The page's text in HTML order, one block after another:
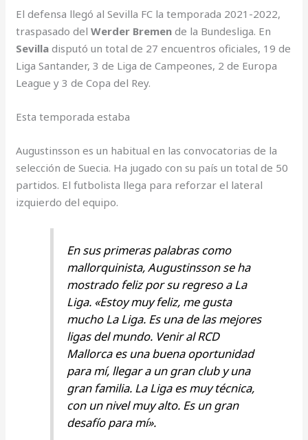
El defensa llegó al Sevilla FC la temporada 2021-2022,
traspasado del Werder Bremen de la Bundesliga. En
Sevilladisputó un total de 27 encuentros oficiales, 19 de
Liga Santander, 3 de Liga de Campeones, 2 de Europa
League y 3 de Copa del Rey.
Esta temporada estaba
Augustinsson es un habitual en las convocatorias de la
selección de Suecia. Ha jugado con su país un total de 50
partidos. El futbolista llega para reforzar el lateral
izquierdo del equipo.
En sus primeras palabras como
mallorquinista, Augustinsson se ha
mostrado feliz por su regreso a La
Liga. «Estoy muy feliz, me gusta
mucho La Liga. Es una de las mejores
ligas del mundo. Venir al RCD
Mallorca es una buena oportunidad
para mí, llegar a un gran club y una
gran familia. La Liga es muy técnica,
con un nivel muy alto. Es un gran
desafío para mí».